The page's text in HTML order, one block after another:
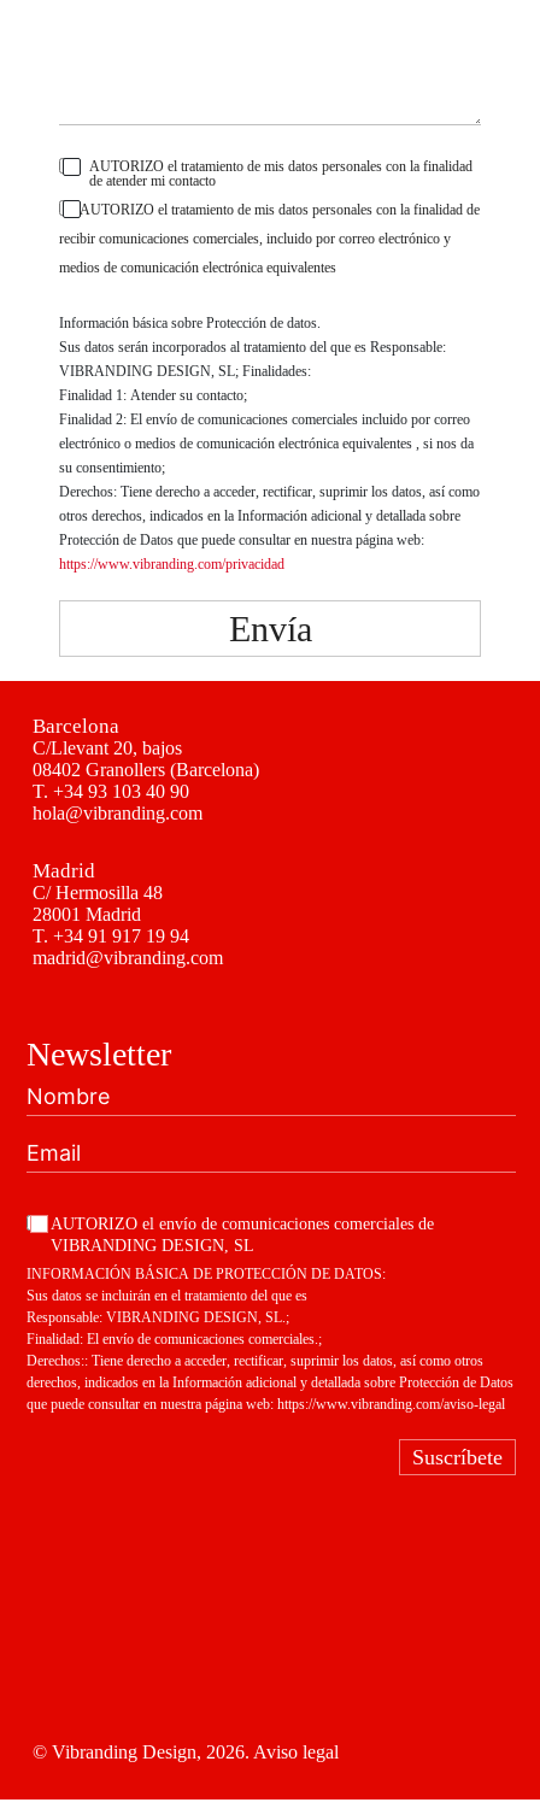
AUTORIZO el tratamiento de mis datos personales con la finalidad
de atender mi contacto
AUTORIZO el tratamiento de mis datos personales con la finalidad de
recibir comunicaciones comerciales, incluido por correo electrónico y
medios de comunicación electrónica equivalentes
Información básica sobre Protección de datos.
Sus datos serán incorporados al tratamiento del que es Responsable:
VIBRANDING DESIGN, SL; Finalidades:
Finalidad 1: Atender su contacto;
Finalidad 2: El envío de comunicaciones comerciales incluido por correo
electrónico o medios de comunicación electrónica equivalentes , si nos da
su consentimiento;
Derechos: Tiene derecho a acceder, rectificar, suprimir los datos, así como
otros derechos, indicados en la Información adicional y detallada sobre
Protección de Datos que puede consultar en nuestra página web:
https://www.vibranding.com/privacidad
Envía
Barcelona
C/Llevant 20, bajos
08402 Granollers (Barcelona)
T. +34 93 103 40 90
hola@vibranding.com
Madrid
C/ Hermosilla 48
28001 Madrid
T. +34 91 917 19 94
madrid@vibranding.com
Newsletter
AUTORIZO el envío de comunicaciones comerciales de
VIBRANDING DESIGN, SL
INFORMACIÓN BÁSICA DE PROTECCIÓN DE DATOS:
Sus datos se incluirán en el tratamiento del que es
Responsable: VIBRANDING DESIGN, SL.;
Finalidad: El envío de comunicaciones comerciales.;
Derechos:: Tiene derecho a acceder, rectificar, suprimir los datos, así como otros
derechos, indicados en la Información adicional y detallada sobre Protección de Datos
que puede consultar en nuestra página web: https://www.vibranding.com/aviso-legal
Suscríbete
© Vibranding Design, 2026. Aviso legal